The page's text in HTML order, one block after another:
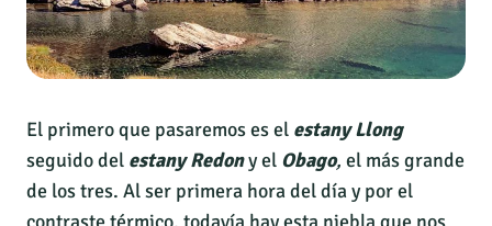
El primero que pasaremos es el estany Llong
seguido del estany Redony el Obago, el más grande
de los tres. Al ser primera hora del día y por el